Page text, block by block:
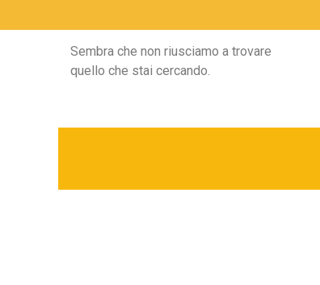
Sembra che non riusciamo a trovare
quello che stai cercando.